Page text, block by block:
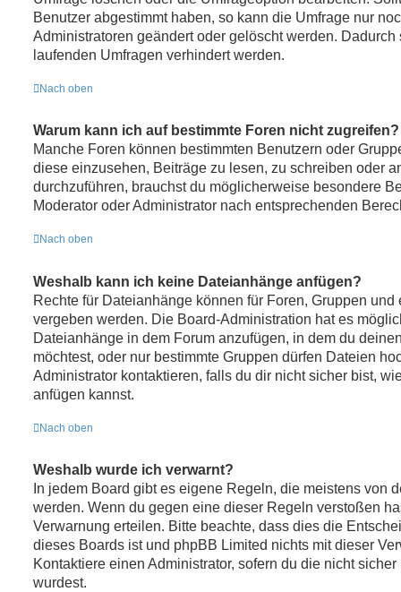
Benutzer abgestimmt haben, so kann die Umfrage nur
Administratoren geändert oder gelöscht werden.
laufenden Umfragen verhindert werden.
Nach oben
Warum kann ich auf bestimmte Foren nicht zugreifen?
Manche Foren können bestimmten Benutzern oder
diese einzusehen, Beiträge zu lesen, zu schreiben oder
durchzuführen, brauchst du möglicherweise besondere
Moderator oder Administrator nach entsprechenden
Nach oben
Weshalb kann ich keine Dateianhänge anfügen?
Rechte für Dateianhänge können für Foren, Gruppen
vergeben werden. Die Board-Administration hat es
Dateianhänge in dem Forum anzufügen, in dem du
möchtest, oder nur bestimmte Gruppen dürfen Dateien
Administrator kontaktieren, falls du dir nicht sicher bist,
anfügen kannst.
Nach oben
Weshalb wurde ich verwarnt?
In jedem Board gibt es eigene Regeln, die meistens von
werden. Wenn du gegen eine dieser Regeln verstoßen
Verwarnung erteilen. Bitte beachte, dass dies die
dieses Boards ist und phpBB Limited nichts mit dieser
Kontaktiere einen Administrator, sofern du die nicht
wurdest.